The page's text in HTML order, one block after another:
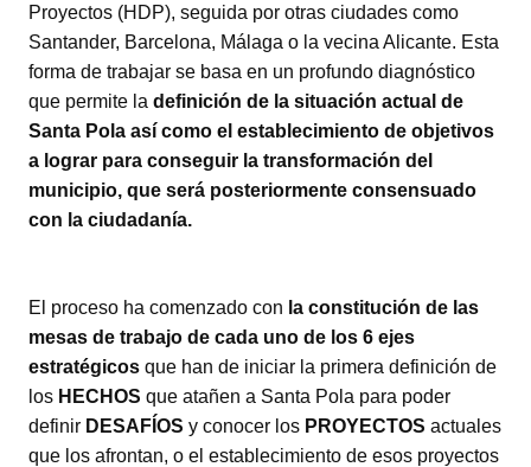
Proyectos (HDP), seguida por otras ciudades como
Santander, Barcelona, Málaga o la vecina Alicante. Esta
forma de trabajar se basa en un profundo diagnóstico
que permite la definición de la situación actual de
Santa Pola así como el establecimiento de objetivos
a lograr para conseguir la transformación del
municipio, que será posteriormente consensuado
con la ciudadanía.
El proceso ha comenzado con la constitución de las
mesas de trabajo de cada uno de los 6 ejes
estratégicos que han de iniciar la primera definición de
los HECHOS que atañen a Santa Pola para poder
definir DESAFÍOS y conocer los PROYECTOS actuales
que los afrontan, o el establecimiento de esos proyectos